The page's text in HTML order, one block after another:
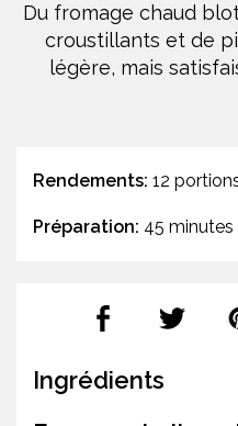
Du fromage chaud
croustillants et de
légère, mais
Rendements: 12
Préparation: 45 minutes
Ingrédients